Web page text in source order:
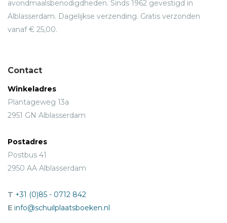
avondmaalsbenodigdheden. Sinds 1962 gevestigd in
Alblasserdam. Dagelijkse verzending. Gratis verzonden
vanaf € 25,00.
Contact
Winkeladres
Plantageweg 13a
2951 GN Alblasserdam
Postadres
Postbus 41
2950 AA Alblasserdam
T +31 (0)85 - 0712 842
E info@schuilplaatsboeken.nl